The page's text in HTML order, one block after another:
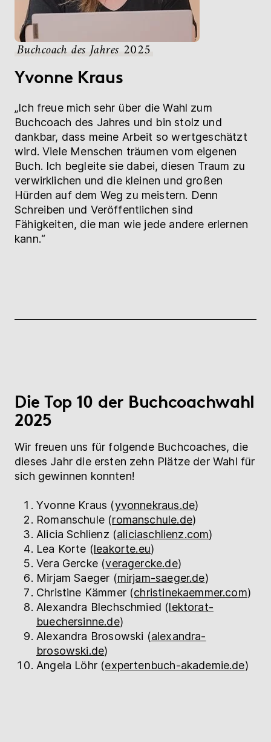
Buchcoach des Jahres 2025
Yvonne Kraus
„Ich freue mich sehr über die Wahl zum
Buchcoach des Jahres und bin stolz und
dankbar, dass meine Arbeit so wertgeschätzt
wird. Viele Menschen träumen vom eigenen
Buch. Ich begleite sie dabei, diesen Traum zu
verwirklichen und die kleinen und großen
Hürden auf dem Weg zu meistern. Denn
Schreiben und Veröffentlichen sind
Fähigkeiten, die man wie jede andere erlernen
kann.“
Die Top 10 der Buchcoachwahl
2025
Wir freuen uns für folgende Buchcoaches, die
dieses Jahr die ersten zehn Plätze der Wahl für
sich gewinnen konnten!
Yvonne Kraus (yvonnekraus.de)
Romanschule (romanschule.de)
Alicia Schlienz (aliciaschlienz.com)
Lea Korte (leakorte.eu)
Vera Gercke (veragercke.de)
Mirjam Saeger (mirjam-saeger.de)
Christine Kämmer (christinekaemmer.com)
Alexandra Blechschmied (lektorat-
buechersinne.de)
Alexandra Brosowski (alexandra-
brosowski.de)
Angela Löhr (expertenbuch-akademie.de)